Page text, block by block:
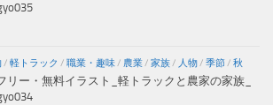
/ 軽トラック / 職業・趣味/ 農業/ 家族/ 人物/ 季節/ 秋
リー・無料イラスト_軽トラックと農家の家族_